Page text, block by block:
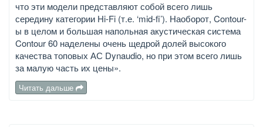
что эти модели представляют собой всего лишь
середину категории Hi-Fi (т.е. ‘mid-fi’). Наоборот, Contour-
ы в целом и большая напольная акустическая система
Contour 60 наделены очень щедрой долей высокого
качества топовых АС Dynaudio, но при этом всего лишь
за малую часть их цены».
Читать дальше